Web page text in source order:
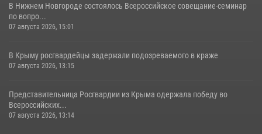
В Нижнем Новгороде состоялось Всероссийское совещание-семинар
по вопро...
07 августа 2026, 15:01
В Крыму росгвардейцы задержали подозреваемого в краже
07 августа 2026, 13:15
Представительница Росгвардии из Крыма одержала победу во
Всероссийских...
07 августа 2026, 13:14